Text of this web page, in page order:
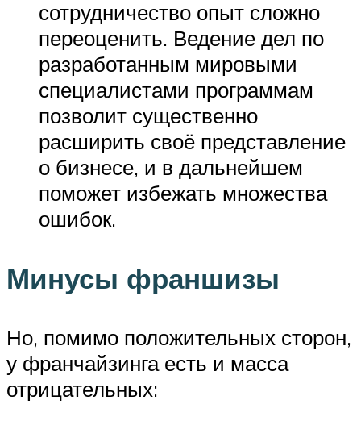
сотрудничество опыт сложно
переоценить. Ведение дел по
разработанным мировыми
специалистами программам
позволит существенно
расширить своё представление
о бизнесе, и в дальнейшем
поможет избежать множества
ошибок.
Минусы франшизы
Но, помимо положительных сторон,
у франчайзинга есть и масса
отрицательных: